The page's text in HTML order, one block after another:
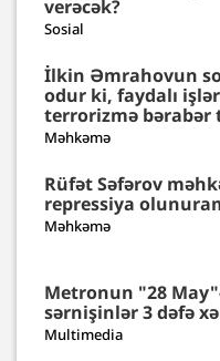
verəcək?
Sosial
İlkin Əmrahovun
odur ki, faydalı
terrorizmə
Məhkəmə
Rüfət Səfərov
repressiya
Məhkəmə
Metronun "28
sərnişinlər 3 dəfə
Multimedia